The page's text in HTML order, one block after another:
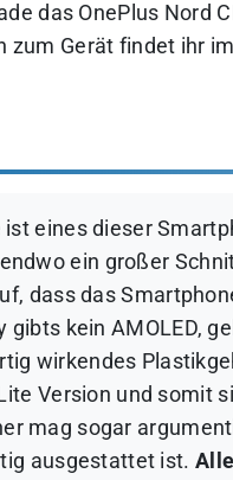
das OnePlus Nord
zum Gerät findet ihr
ist eines dieser
ein großer
dass das
gibts kein AMOLED,
wirkendes
Version und somit
mag sogar
ausgestattet ist.